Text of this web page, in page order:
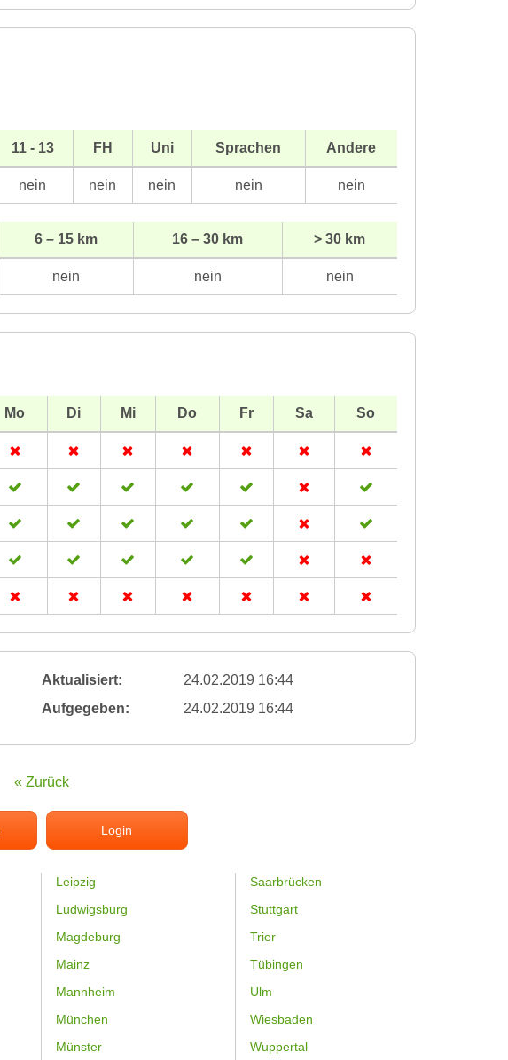
11 - 13 FH Uni Sprachen Andere
nein nein nein nein nein
6 – 15 km 16 – 30 km > 30 km
nein nein nein
Mo Di Mi Do Fr Sa So
Aktualisiert:
24.02.2019 16:44
Aufgegeben: 24.02.2019 16:44
« Zurück
Login
Leipzig
Ludwigsburg
Magdeburg
Mainz
Mannheim
München
Münster
Saarbrücken
Stuttgart
Trier
Tübingen
Ulm
Wiesbaden
Wuppertal